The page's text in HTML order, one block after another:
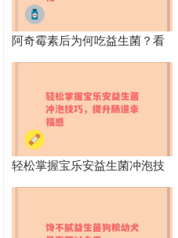
阿奇霉素后为何吃益生菌？看
看会发生什么变化
轻松掌握宝乐安益生菌冲泡技
巧，提升肠道幸福感